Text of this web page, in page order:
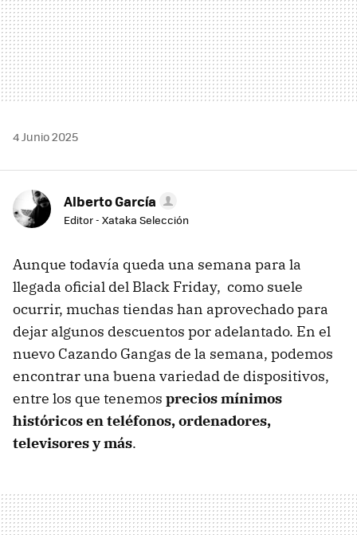
4 Junio 2025
Alberto García
Editor - Xataka Selección
Aunque todavía queda una semana para la
llegada oficial del Black Friday, como suele
ocurrir, muchas tiendas han aprovechado para
dejar algunos descuentos por adelantado. En el
nuevo Cazando Gangas de la semana, podemos
encontrar una buena variedad de dispositivos,
entre los que tenemos precios mínimos
históricos en teléfonos, ordenadores,
televisores y más.